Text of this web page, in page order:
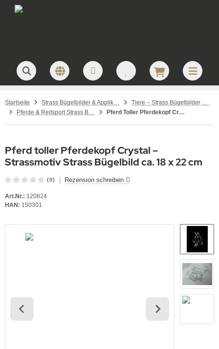
Startseite Strass Bügelbilder & Applikationen zum Aufbügeln
Tiere – Strass Bügelbilder & Motive
Pferde & Reitsport Strass Bügelbilder – Hotfix Applikationen für Pferdefreunde
Pferd Toller Pferdekopf Crystal Strass Bügelbild Hotfix Applikation 120824
Pferd toller Pferdekopf Crystal –
Strassmotiv Strass Bügelbild ca. 18 x 22 cm
(0) Rezension schreiben
Art.Nr.: 120824
HAN: 150301